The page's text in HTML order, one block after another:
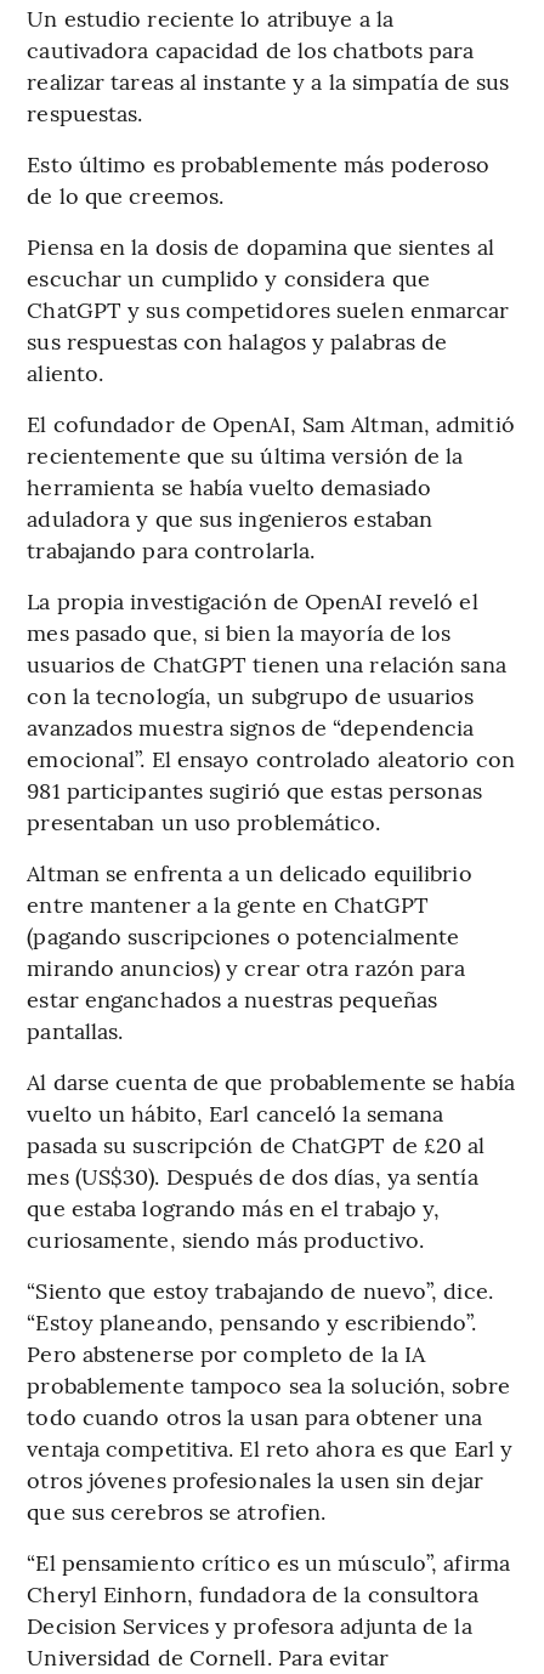
Un estudio reciente lo atribuye a la
cautivadora capacidad de los chatbots para
realizar tareas al instante y a la simpatía de sus
respuestas.
Esto último es probablemente más poderoso
de lo que creemos.
Piensa en la dosis de dopamina que sientes al
escuchar un cumplido y considera que
ChatGPT y sus competidores suelen enmarcar
sus respuestas con halagos y palabras de
aliento.
El cofundador de OpenAI, Sam Altman, admitió
recientemente que su última versión de la
herramienta se había vuelto demasiado
aduladora y que sus ingenieros estaban
trabajando para controlarla.
La propia investigación de OpenAI reveló el
mes pasado que, si bien la mayoría de los
usuarios de ChatGPT tienen una relación sana
con la tecnología, un subgrupo de usuarios
avanzados muestra signos de “dependencia
emocional”. El ensayo controlado aleatorio con
981 participantes sugirió que estas personas
presentaban un uso problemático.
Altman se enfrenta a un delicado equilibrio
entre mantener a la gente en ChatGPT
(pagando suscripciones o potencialmente
mirando anuncios) y crear otra razón para
estar enganchados a nuestras pequeñas
pantallas.
Al darse cuenta de que probablemente se había
vuelto un hábito, Earl canceló la semana
pasada su suscripción de ChatGPT de £20 al
mes (US$30). Después de dos días, ya sentía
que estaba logrando más en el trabajo y,
curiosamente, siendo más productivo.
“Siento que estoy trabajando de nuevo”, dice.
“Estoy planeando, pensando y escribiendo”.
Pero abstenerse por completo de la IA
probablemente tampoco sea la solución, sobre
todo cuando otros la usan para obtener una
ventaja competitiva. El reto ahora es que Earl y
otros jóvenes profesionales la usen sin dejar
que sus cerebros se atrofien.
“El pensamiento crítico es un músculo”, afirma
Cheryl Einhorn, fundadora de la consultora
Decision Services y profesora adjunta de la
Universidad de Cornell. Para evitar